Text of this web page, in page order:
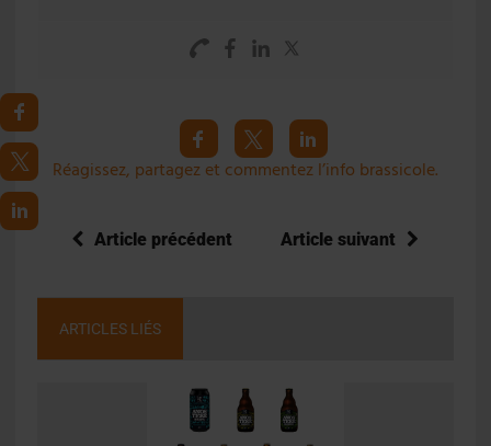
Réagissez, partagez et commentez l’info brassicole.
Article précédent Article suivant
ARTICLES LIÉS